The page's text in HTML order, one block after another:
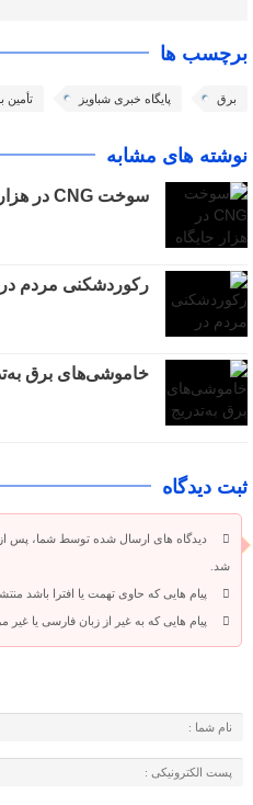
برچسب ها
برق پایگاه خبری شباویز تأمین
نوشته های مشابه
سوخت CNG در هزار جایگاه رایگان شد
رکوردشکنی مردم
خاموشی‌های برق
ثبت دیدگاه
دیدگاه های ارسال شده توسط شما، پس
شد.
پیام هایی که حاوی تهمت یا افترا باشد
پیام هایی که به غیر از زبان فارسی یا